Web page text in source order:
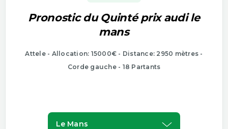
Pronostic du Quinté prix audi le
mans
Attele - Allocation: 15000€ - Distance: 2950 mètres -
Corde gauche - 18 Partants
Le Mans